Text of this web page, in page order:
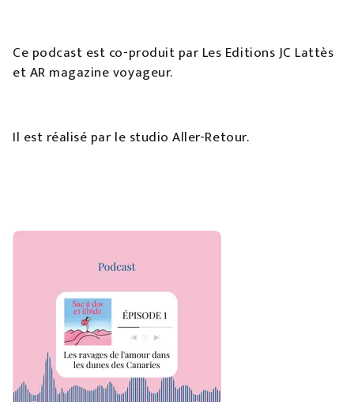
Ce podcast est co-produit par Les Editions JC Lattès
et AR magazine voyageur.
Il est réalisé par le studio Aller-Retour.